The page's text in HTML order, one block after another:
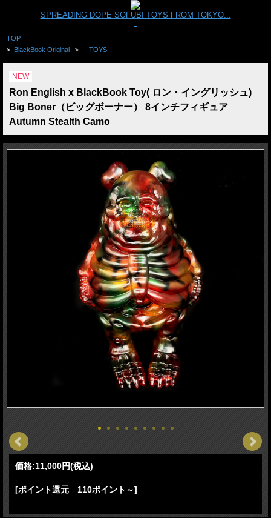
SPREADING DOPE SOFUBI TOYS FROM TOKYO...
TOP
> BlackBook Original > TOYS
NEW
Ron English x BlackBook Toy( ロン・イングリッシュ)
Big Boner（ビッグボーナー） 8インチフィギュア
Autumn Stealth Camo
価格:11,000円(税込)
[ポイント還元 110ポイント～]